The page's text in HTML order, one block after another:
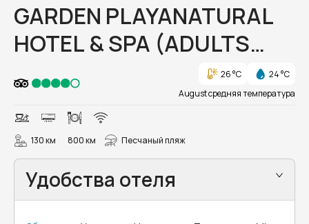
GARDEN PLAYANATURAL
HOTEL & SPA (ADULTS
ONLY 16+)
26 °C
24 °C
August средняя температура
130 км 800 км Песчаный пляж
Удобства отеля